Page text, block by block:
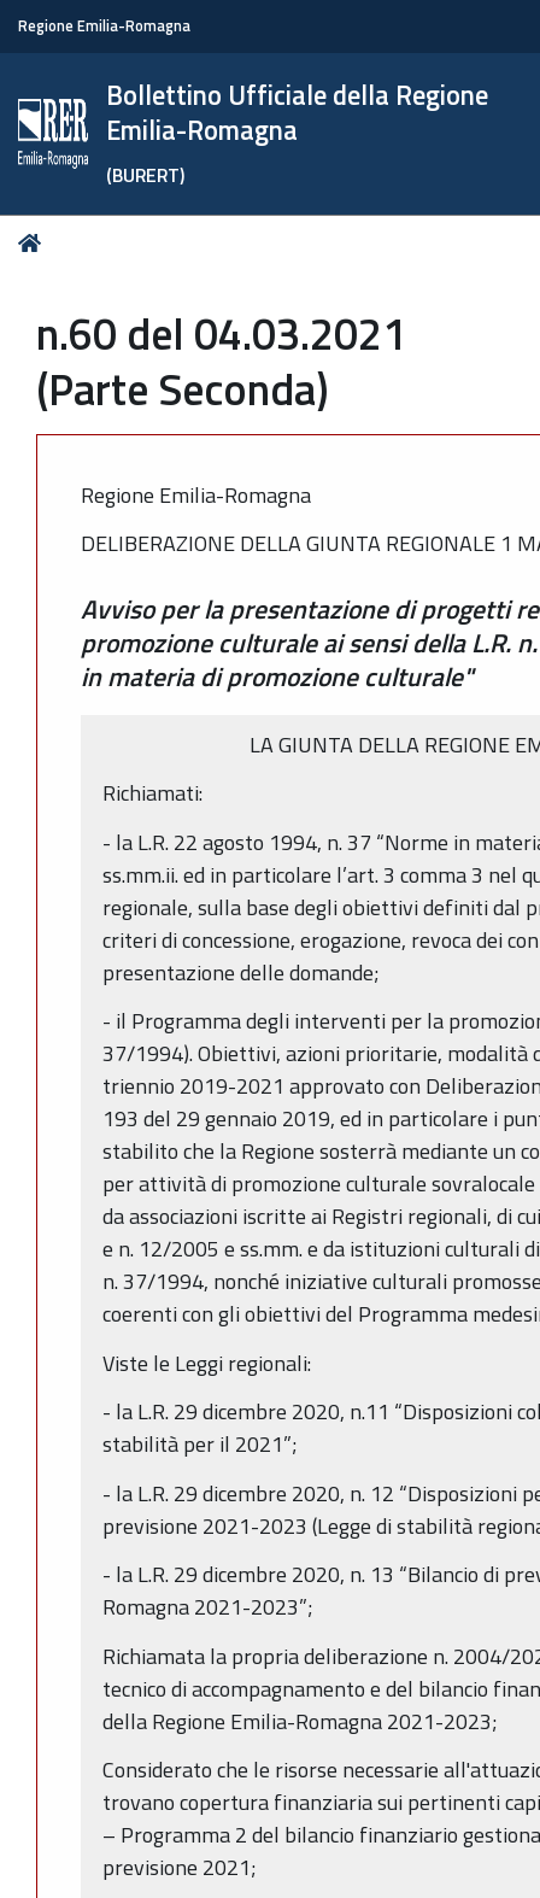
Regione Emilia-Romagna
Bollettino Ufficiale della Regione
Emilia-Romagna
(BURERT)
Tu
n.60 del 04.03.2021
(Parte Seconda)
Regione Emilia-Romagna
DELIBERAZIONE DELLA GIUNTA REGIONALE 1
Avviso per la presentazione di progetti
promozione culturale ai sensi della L.R.
in materia di promozione culturale"
LA GIUNTA DELLA REGIONE
Richiamati:
- la L.R. 22 agosto 1994, n. 37 “Norme in
ss.mm.ii. ed in particolare l’art. 3 comma 3 nel
regionale, sulla base degli obiettivi definiti dal
criteri di concessione, erogazione, revoca dei
presentazione delle domande;
- il Programma degli interventi per la
37/1994). Obiettivi, azioni prioritarie, modalità
triennio 2019-2021 approvato con
193 del 29 gennaio 2019, ed in particolare i
stabilito che la Regione sosterrà mediante un
per attività di promozione culturale
da associazioni iscritte ai Registri regionali, di
e n. 12/2005 e ss.mm. e da istituzioni culturali
n. 37/1994, nonché iniziative culturali
coerenti con gli obiettivi del Programma
Viste le Leggi regionali:
- la L.R. 29 dicembre 2020, n.11 “Disposizioni
stabilità per il 2021”;
- la L.R. 29 dicembre 2020, n. 12 “Disposizioni
previsione 2021-2023 (Legge di stabilità
- la L.R. 29 dicembre 2020, n. 13 “Bilancio di
Romagna 2021-2023”;
Richiamata la propria deliberazione n. 2004/
tecnico di accompagnamento e del bilancio
della Regione Emilia-Romagna 2021-2023;
Considerato che le risorse necessarie
trovano copertura finanziaria sui pertinenti
– Programma 2 del bilancio finanziario
previsione 2021;